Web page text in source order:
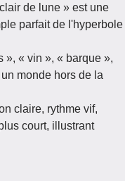
de lune » est une
parfait de l'hyperbole
», « vin », « barque »,
monde hors de la
claire, rythme vif,
court, illustrant